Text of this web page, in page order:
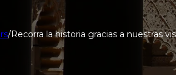
/Recorra la historia gracias a nuestras